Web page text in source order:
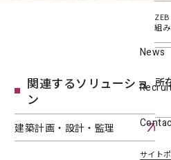
組み
News
サイト
関連するソリューショ
ン
建築計画・設計・監理
建築計画・設計・監理へページ遷
所